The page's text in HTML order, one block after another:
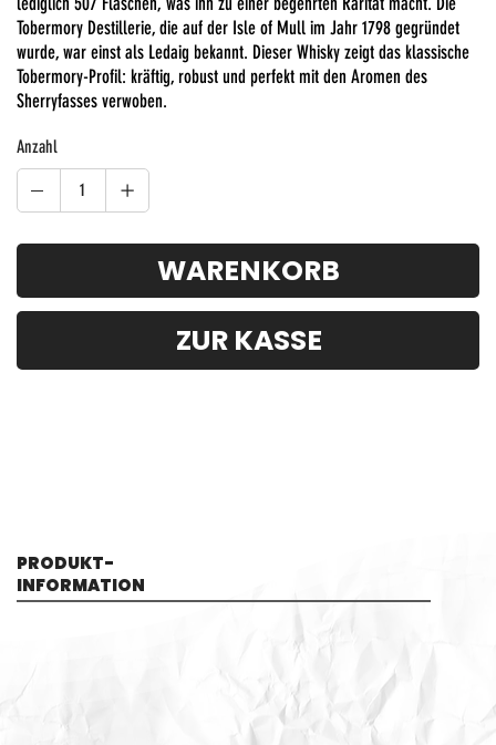
Tobermory Destillerie, die auf der Isle of Mull im Jahr 1798 gegründet
wurde, war einst als Ledaig bekannt. Dieser Whisky zeigt das klassische
Tobermory-Profil: kräftig, robust und perfekt mit den Aromen des
Sherryfasses verwoben.
Anzahl
WARENKORB
ZUR KASSE
PRODUKT-
INFORMATION